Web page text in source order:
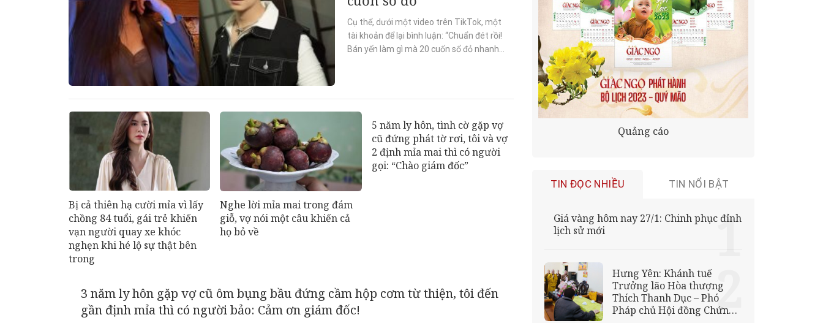
Cụ thể, dưới một video trên TikTok, một
tài khoản để lại bình luận: “Chuẩn đét rồi!
Bán yến làm gì mà 20 cuốn sổ đỏ nhanh
Bị cả thiên hạ cười mỉa vì lấy
chồng 84 tuổi, gái trẻ khiến
vạn người quay xe khóc
nghẹn khi hé lộ sự thật bên
trong
Nghe lời mỉa mai trong đám
giỗ, vợ nói một câu khiến cả
họ bỏ về
5 năm ly hôn, tình cờ gặp vợ
cũ đứng phát tờ rơi, tôi và vợ
2 định mỉa mai thì có người
gọi: “Chào giám đốc”
3 năm ly hôn gặp vợ cũ ôm bụng bầu đứng cầm hộp cơm từ thiện, tôi đến
gần định mỉa thì có người bảo: Cảm ơn giám đốc!
Quảng cáo
TIN ĐỌC NHIỀU TIN NỔI BẬT
Giá vàng hôm nay 27/1: Chinh phục đỉnh
lịch sử mới
Hưng Yên: Khánh tuế
Trưởng lão Hòa thượng
Thích Thanh Dục – Phó
Pháp chủ Hội đồng Chứng